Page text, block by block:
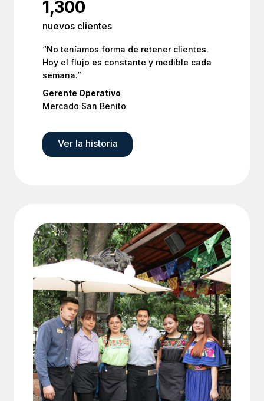
1,300
nuevos clientes
“No teníamos forma de retener clientes.
Hoy el flujo es constante y medible cada
semana.”
Gerente Operativo
Mercado San Benito
Ver la historia